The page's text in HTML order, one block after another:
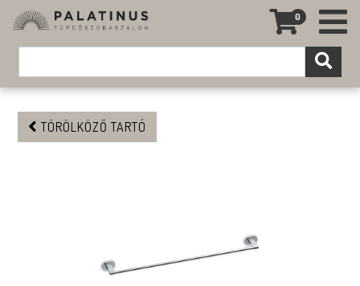
0
TÖRÖLKÖZŐ TARTÓ